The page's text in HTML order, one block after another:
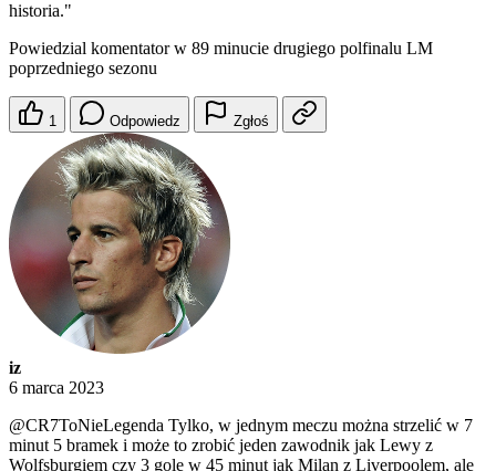
historia."
Powiedzial komentator w 89 minucie drugiego polfinalu LM
poprzedniego sezonu
1 Odpowiedz Zgłoś
iz
6 marca 2023
@CR7ToNieLegenda Tylko, w jednym meczu można strzelić w 7
minut 5 bramek i może to zrobić jeden zawodnik jak Lewy z
Wolfsburgiem czy 3 gole w 45 minut jak Milan z Liverpoolem, ale